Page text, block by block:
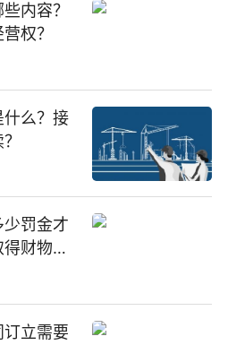
内容？
权？
么？接
罚金才
财物
立需要